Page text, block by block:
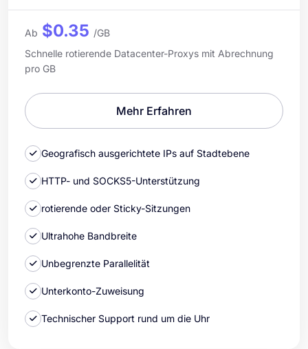
Ab $0.35 /GB
Schnelle rotierende Datacenter-Proxys mit Abrechnung
pro GB
Mehr Erfahren
Geografisch ausgerichtete IPs auf Stadtebene
HTTP- und SOCKS5-Unterstützung
rotierende oder Sticky-Sitzungen
Ultrahohe Bandbreite
Unbegrenzte Parallelität
Unterkonto-Zuweisung
Technischer Support rund um die Uhr